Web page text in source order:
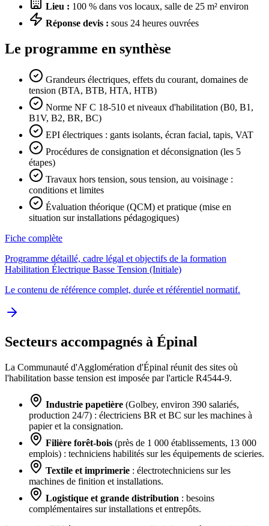
Lieu : 100 % dans vos locaux, salle de 25 m² environ
Réponse devis : sous 24 heures ouvrées
Le programme en synthèse
Grandeurs électriques, effets du courant, domaines de
tension (BTA, BTB, HTA, HTB)
Norme NF C 18-510 et niveaux d'habilitation (B0, B1,
B1V, B2, BR, BC)
EPI électriques : gants isolants, écran facial, tapis, VAT
Procédures de consignation et déconsignation (les 5
étapes)
Travaux hors tension, sous tension, au voisinage :
conditions et limites
Évaluation théorique (QCM) et pratique (mise en
situation sur installations pédagogiques)
Fiche complète
Programme détaillé, cadre légal et objectifs de la formation
Habilitation Électrique Basse Tension (Initiale)
Le contenu de référence complet, durée et référentiel normatif.
Secteurs accompagnés à Épinal
La Communauté d'Agglomération d'Épinal réunit des sites où
l'habilitation basse tension est imposée par l'article R4544-9.
Industrie papetière (Golbey, environ 390 salariés,
production 24/7) : électriciens BR et BC sur les machines à
papier et la consignation.
Filière forêt-bois (près de 1 000 établissements, 13 000
emplois) : techniciens habilités sur les équipements de scieries.
Textile et imprimerie : électrotechniciens sur les
machines de finition et installations.
Logistique et grande distribution : besoins
complémentaires sur installations et entrepôts.